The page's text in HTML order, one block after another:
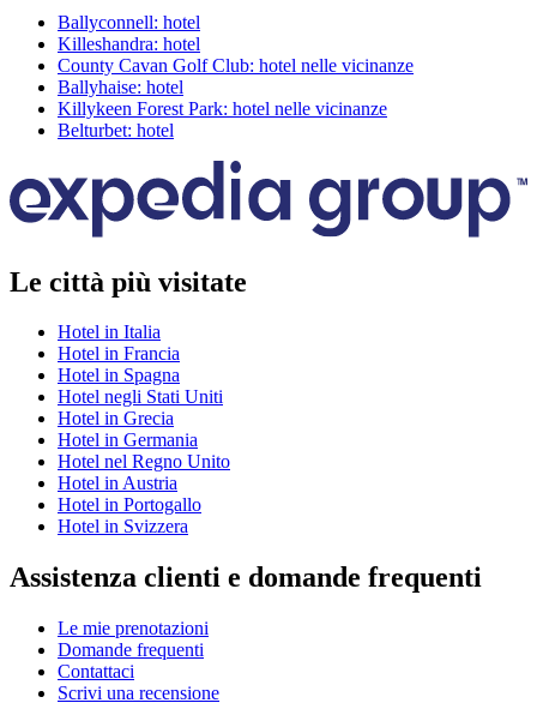
Ballyconnell: hotel
Killeshandra: hotel
County Cavan Golf Club: hotel nelle vicinanze
Ballyhaise: hotel
Killykeen Forest Park: hotel nelle vicinanze
Belturbet: hotel
Le città più visitate
Hotel in Italia
Hotel in Francia
Hotel in Spagna
Hotel negli Stati Uniti
Hotel in Grecia
Hotel in Germania
Hotel nel Regno Unito
Hotel in Austria
Hotel in Portogallo
Hotel in Svizzera
Assistenza clienti e domande frequenti
Le mie prenotazioni
Domande frequenti
Contattaci
Scrivi una recensione